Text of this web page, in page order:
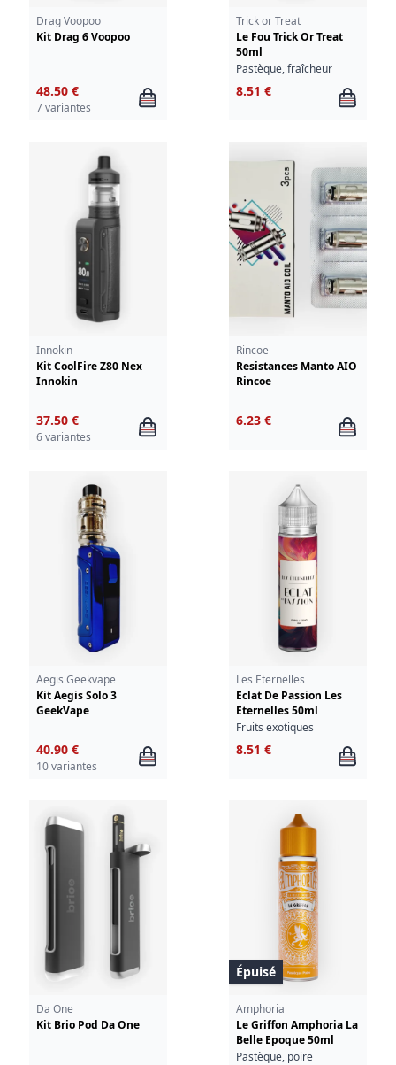
Drag Voopoo
Kit Drag 6 Voopoo
48.50 €
7 variantes
Trick or Treat
Le Fou Trick Or Treat
50ml
Pastèque, fraîcheur
8.51 €
Innokin
Kit CoolFire Z80 Nex
Innokin
37.50 €
6 variantes
Rincoe
Resistances Manto AIO
Rincoe
6.23 €
Aegis Geekvape
Kit Aegis Solo 3
GeekVape
40.90 €
10 variantes
Les Eternelles
Eclat De Passion Les
Eternelles 50ml
Fruits exotiques
8.51 €
Da One
Kit Brio Pod Da One
Épuisé
Amphoria
Le Griffon Amphoria La
Belle Epoque 50ml
Pastèque, poire